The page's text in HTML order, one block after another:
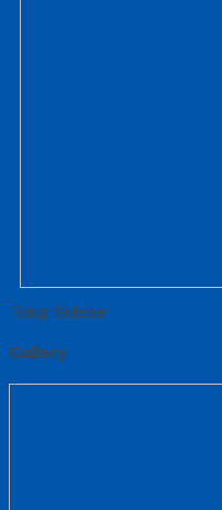
Tutup Sidebar
Gallery